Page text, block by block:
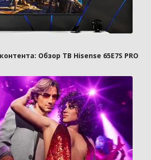
Обзор ТВ Hisense 65E7S PRO